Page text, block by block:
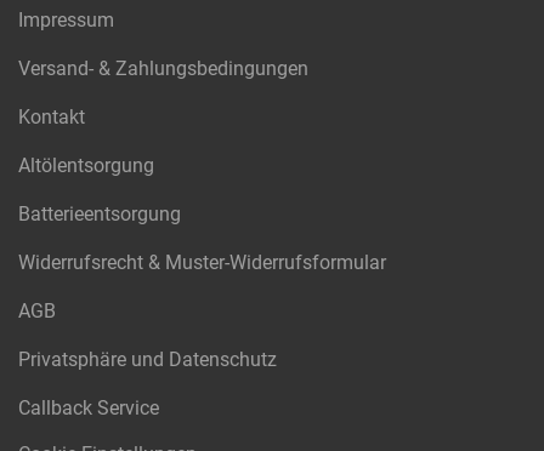
Impressum
Versand- & Zahlungsbedingungen
Kontakt
Altölentsorgung
Batterieentsorgung
Widerrufsrecht & Muster-Widerrufsformular
AGB
Privatsphäre und Datenschutz
Callback Service